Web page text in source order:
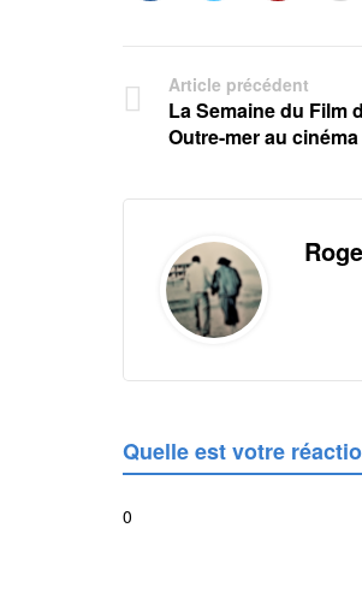
Article précédent
La Semaine du Film
Outre-mer au
Quelle est votre
0